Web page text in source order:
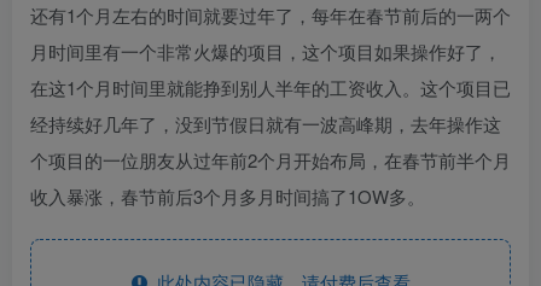
还有1个月左右的时间就要过年了，每年在春节前后的一两个
月时间里有一个非常火爆的项目，这个项目如果操作好了，
在这1个月时间里就能挣到别人半年的工资收入。这个项目已
经持续好几年了，没到节假日就有一波高峰期，去年操作这
个项目的一位朋友从过年前2个月开始布局，在春节前半个月
收入暴涨，春节前后3个月多月时间搞了1OW多。